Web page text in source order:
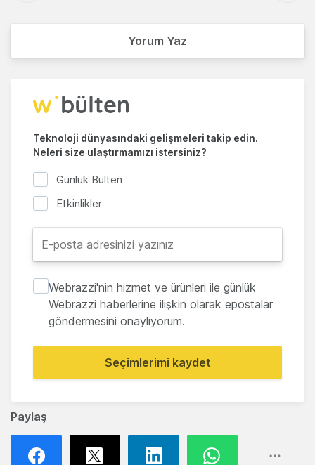
Paylaş
Yorum Yaz
Teknoloji dünyasındaki gelişmeleri takip edin.
Neleri size ulaştırmamızı istersiniz?
Günlük Bülten
Etkinlikler
Webrazzi'nin hizmet ve ürünleri ile günlük
Webrazzi haberlerine ilişkin olarak epostalar
göndermesini onaylıyorum.
Seçimlerimi kaydet